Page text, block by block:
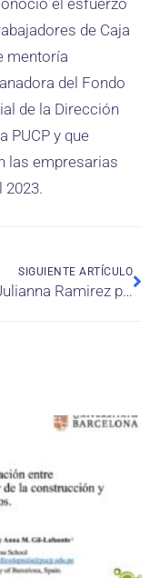
de Caja
mentoría
del Fondo
de la Dirección
PUCP y que
las empresarias
2023.
SIGUIENTE ARTÍCULO
Dra. Julianna Ramirez participa en la Comisión de la Mujer y de la Familia, en el Congreso de la República